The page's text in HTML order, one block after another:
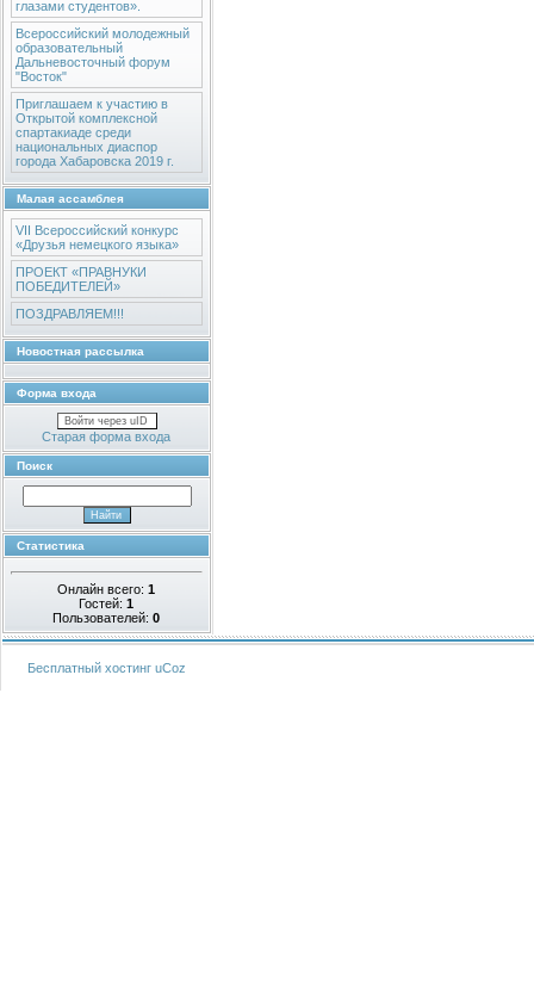
глазами студентов».
Всероссийский молодежный
образовательный
Дальневосточный форум
"Восток"
Приглашаем к участию в
Открытой комплексной
спартакиаде среди
национальных диаспор
города Хабаровска 2019 г.
Малая ассамблея
VII Всероссийский конкурс
«Друзья немецкого языка»
ПРОЕКТ «ПРАВНУКИ
ПОБЕДИТЕЛЕЙ»
ПОЗДРАВЛЯЕМ!!!
Новостная рассылка
Форма входа
Войти через uID
Старая форма входа
Поиск
Статистика
Онлайн всего:1
Гостей:1
Пользователей:0
Бесплатный хостинг uCoz